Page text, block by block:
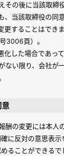
その後に当該取締
、当該取締役の同
更することはでき
3006頁）。
化した場合であっ
ない限り、会社が
酬の変更には本人
に反対の意思表
ることができるで